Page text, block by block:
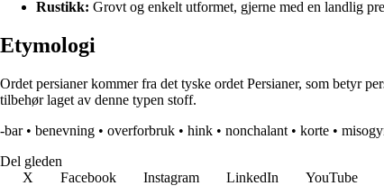
Rustikk: Grovt og enkelt utformet, gjerne med en landlig
Etymologi
Ordet persianer kommer fra det tyske ordet Persianer, som betyr
tilbehør laget av denne typen stoff.
-bar• benevning • overforbruk • hink • nonchalant • korte •
Del gleden
X
Facebook Instagram LinkedIn YouTube